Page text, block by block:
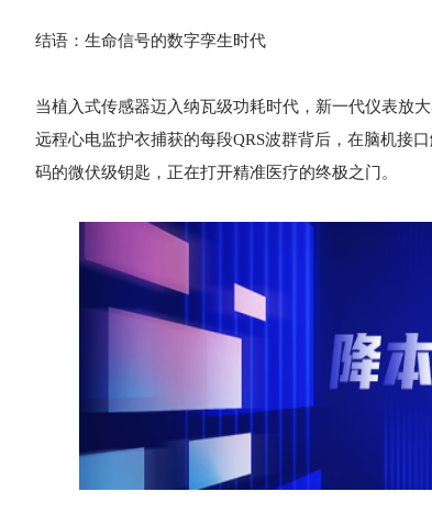
结语：生命信号的数字孪生时代
当植入式传感器迈入纳瓦级功耗时代，新一代仪表放
远程心电监护衣捕获的每段QRS波群背后，在脑机
码的微伏级钥匙，正在打开精准医疗的终极之门。